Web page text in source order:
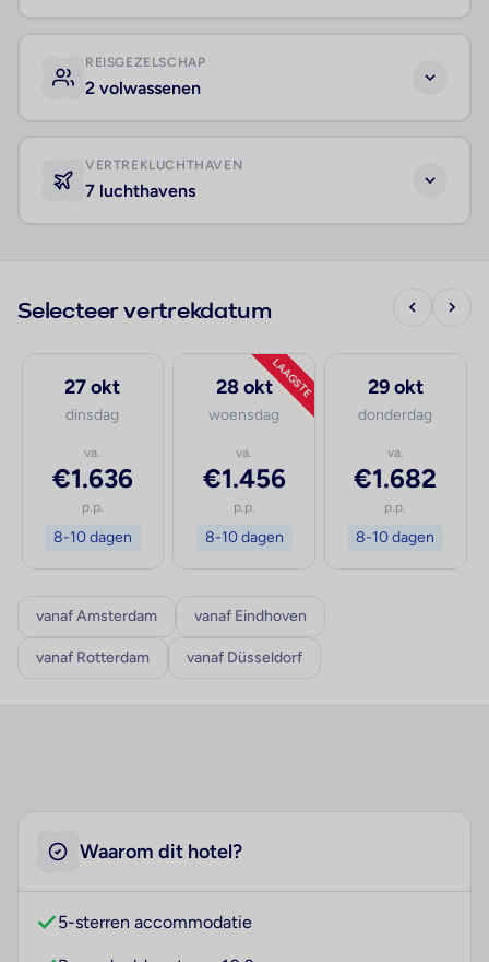
REISGEZELSCHAP
2 volwassenen
VERTREKLUCHTHAVEN
7 luchthavens
Selecteer vertrekdatum
27 okt
dinsdag
va.
€1.636
p.p.
8-10 dagen
LAAGSTE
28 okt
woensdag
va.
€1.456
p.p.
8-10 dagen
29 okt
donderdag
va.
€1.682
p.p.
8-10 dagen
vanaf Amsterdam vanaf Eindhoven
vanaf Rotterdam vanaf Düsseldorf
Waarom dit hotel?
5-sterren accommodatie